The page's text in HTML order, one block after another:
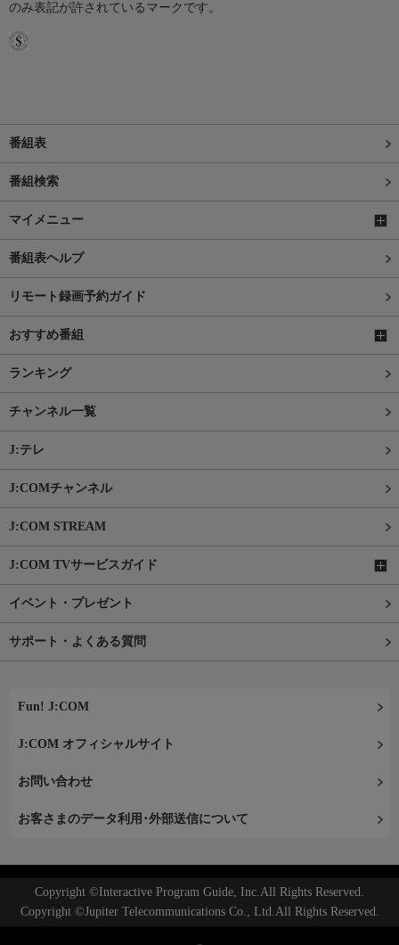
のみ表記が許されているマークです。
番組表
番組検索
マイメニュー
番組表ヘルプ
リモート録画予約ガイド
おすすめ番組
ランキング
チャンネル一覧
J:テレ
J:COMチャンネル
J:COM STREAM
J:COM TVサービスガイド
イベント・プレゼント
サポート・よくある質問
Fun! J:COM
J:COM オフィシャルサイト
お問い合わせ
お客さまのデータ利用･外部送信について
Copyright ©Interactive Program Guide, Inc.All Rights Reserved.
Copyright ©Jupiter Telecommunications Co., Ltd.All Rights Reserved.